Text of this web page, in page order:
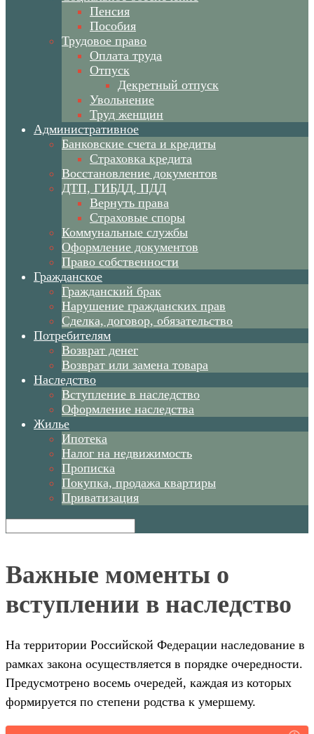
Пенсия
Пособия
Трудовое право
Оплата труда
Отпуск
Декретный отпуск
Увольнение
Труд женщин
Административное
Банковские счета и кредиты
Страховка кредита
Восстановление документов
ДТП, ГИБДД, ПДД
Вернуть права
Страховые споры
Коммунальные службы
Оформление документов
Право собственности
Гражданское
Гражданский брак
Нарушение гражданских прав
Сделка, договор, обязательство
Потребителям
Возврат денег
Возврат или замена товара
Наследство
Вступление в наследство
Оформление наследства
Жилье
Ипотека
Налог на недвижимость
Прописка
Покупка, продажа квартиры
Приватизация
Важные моменты о
вступлении в наследство
На территории Российской Федерации наследование в
рамках закона осуществляется в порядке очередности.
Предусмотрено восемь очередей, каждая из которых
формируется по степени родства к умершему.